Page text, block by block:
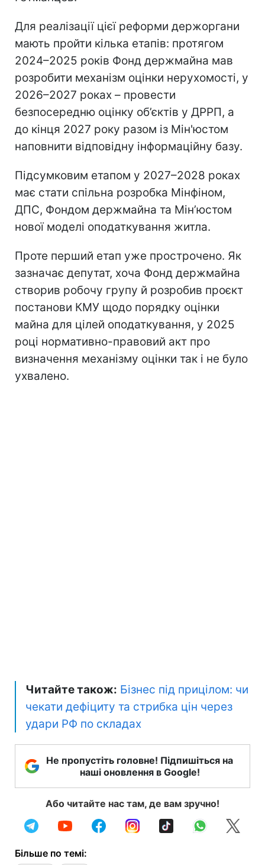
Для реалізації цієї реформи держоргани
мають пройти кілька етапів: протягом
2024–2025 років Фонд держмайна мав
розробити механізм оцінки нерухомості, у
2026–2027 роках – провести
безпосередню оцінку об’єктів у ДРРП, а
до кінця 2027 року разом із Мін'юстом
наповнити відповідну інформаційну базу.
Підсумковим етапом у 2027–2028 роках
має стати спільна розробка Мінфіном,
ДПС, Фондом держмайна та Мін’юстом
нової моделі оподаткування житла.
Проте перший етап уже прострочено. Як
зазначає депутат, хоча Фонд держмайна
створив робочу групу й розробив проєкт
постанови КМУ щодо порядку оцінки
майна для цілей оподаткування, у 2025
році нормативно-правовий акт про
визначення механізму оцінки так і не було
ухвалено.
Читайте також: Бізнес під прицілом: чи
чекати дефіциту та стрибка цін через
удари РФ по складах
Не пропустіть головне! Підпишіться на
наші оновлення в Google!
Або читайте нас там, де вам зручно!
Більше по темі: